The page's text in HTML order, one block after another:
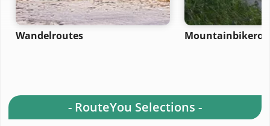
Wandelroutes
- RouteYou Selections -